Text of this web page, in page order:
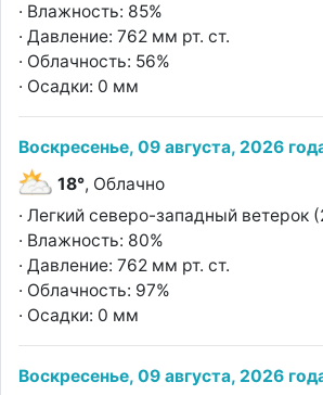
· Влажность: 85%
· Давление: 762 мм рт. ст.
· Облачность: 56%
· Осадки: 0 мм
Воскресенье, 09 августа, 2026
18°, Облачно
· Легкий северо-западный ветерок
· Влажность: 80%
· Давление: 762 мм рт. ст.
· Облачность: 97%
· Осадки: 0 мм
Воскресенье, 09 августа, 2026